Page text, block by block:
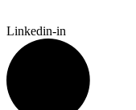
Linkedin-in